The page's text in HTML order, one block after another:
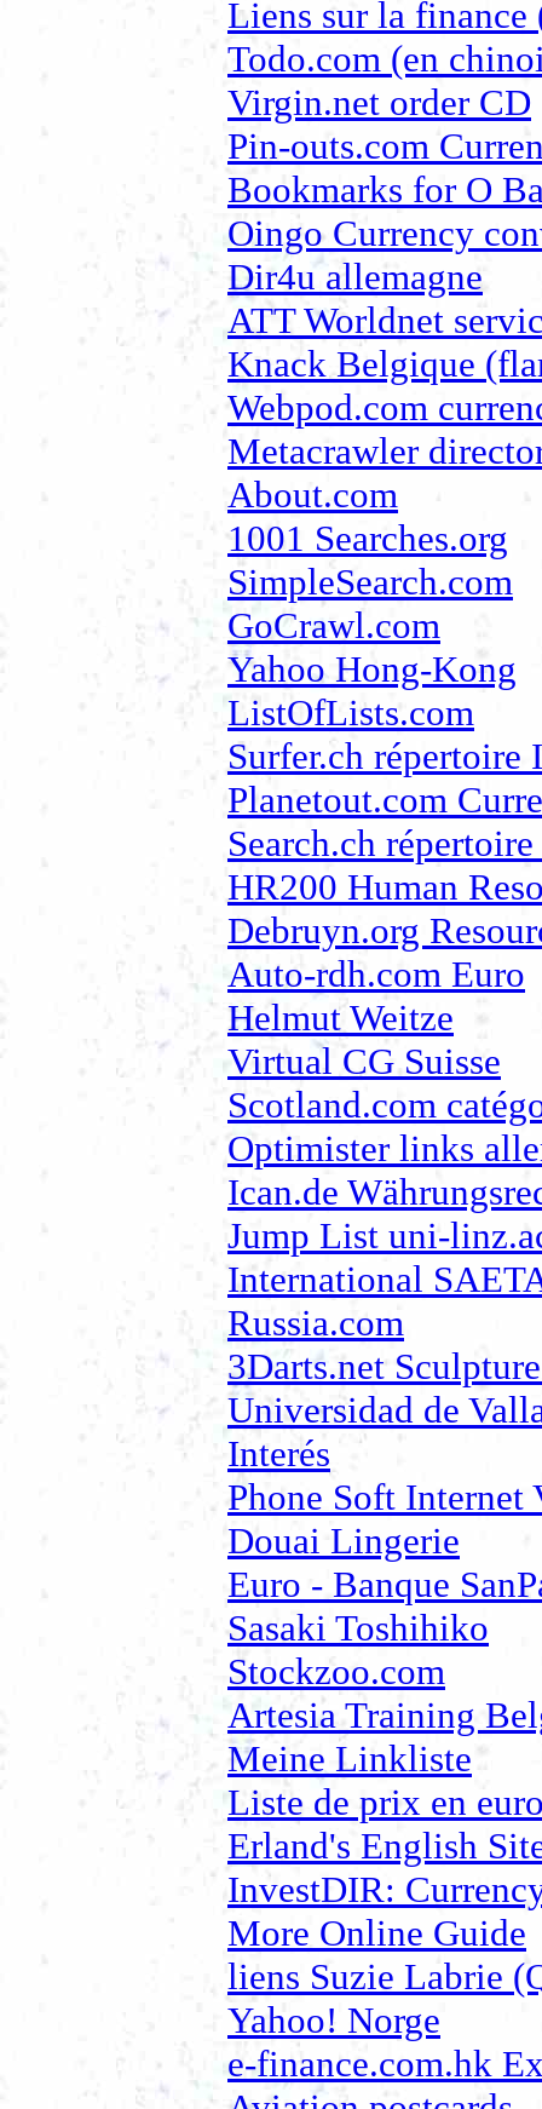
Liens sur la finance
Todo.com (en
Virgin.net order CD
Pin-outs.com
Bookmarks for O
Oingo Currency
Dir4u allemagne
ATT Worldnet
Knack Belgique
Webpod.com
Metacrawler
About.com
1001 Searches.org
SimpleSearch.com
GoCrawl.com
Yahoo Hong-Kong
ListOfLists.com
Surfer.ch
Planetout.com
Search.ch répertoire
HR200 Human
Debruyn.org
Auto-rdh.com Euro
Helmut Weitze
Virtual CG Suisse
Scotland.com
Optimister links
Ican.de
Jump List uni-
International
Russia.com
3Darts.net
Universidad de
Interés
Phone Soft Internet
Douai Lingerie
Euro - Banque
Sasaki Toshihiko
Stockzoo.com
Artesia Training
Meine Linkliste
Liste de prix en
Erland's English
InvestDIR:
More Online Guide
liens Suzie Labrie
Yahoo! Norge
e-finance.com.hk